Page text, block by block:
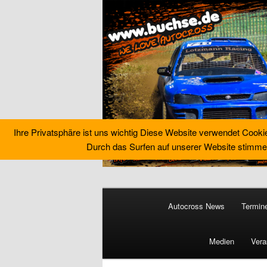
Buchse´s
Autocross News
Medien
Ihre Privatsphäre ist uns wichtig Diese Website verwendet
Durch das Surfen auf unserer Website